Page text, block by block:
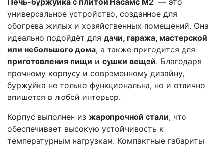
Печь-буржуйка с плитой Насамс М2 — это
универсальное устройство, созданное для
обогрева жилых и хозяйственных помещений. Она
идеально подойдёт для дачи, гаража, мастерской
или небольшого дома, а также пригодится для
приготовления пищи и сушки вещей. Благодаря
прочному корпусу и современному дизайну,
буржуйка не только функциональна, но и отлично
впишется в любой интерьер.
Корпус выполнен из жаропрочной стали, что
обеспечивает высокую устойчивость к
температурным нагрузкам. Компактные габариты